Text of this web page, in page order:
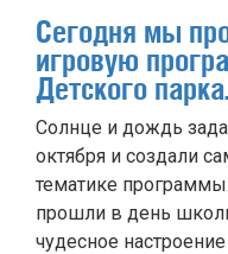
Сегодня мы
игровую
Детского парка.
Солнце и дождь
октября и создали
тематике
прошли в день
чудесное